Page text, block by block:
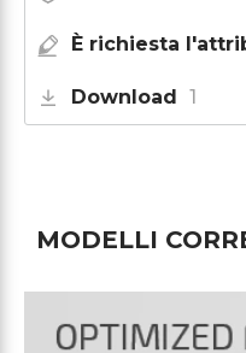
È richiesta
Download 1
MODELLI